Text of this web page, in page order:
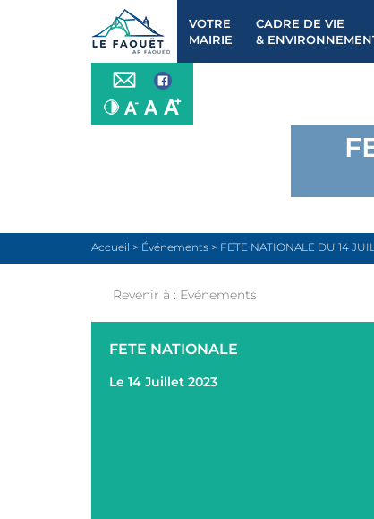
VOTRE
MAIRIE
CADRE DE VIE
&
Accueil > Événements > FETE NATIONALE DU 14
Revenir à : Evénements
FETE NATIONALE
Le 14 Juillet 2023